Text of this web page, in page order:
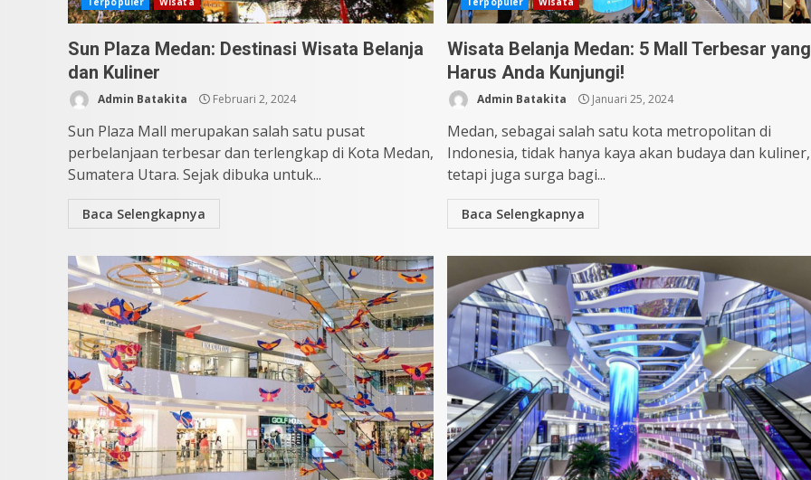
Sun Plaza Medan: Destinasi Wisata Belanja
dan Kuliner
Admin Batakita Februari 2, 2024
Sun Plaza Mall merupakan salah satu pusat
perbelanjaan terbesar dan terlengkap di Kota Medan,
Sumatera Utara. Sejak dibuka untuk...
Baca Selengkapnya
Wisata Belanja Medan: 5 Mall Terbesar yang
Harus Anda Kunjungi!
Admin Batakita Januari 25, 2024
Medan, sebagai salah satu kota metropolitan di
Indonesia, tidak hanya kaya akan budaya dan kuliner,
tetapi juga surga bagi...
Baca Selengkapnya